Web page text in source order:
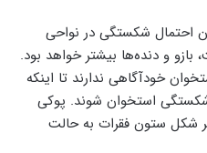
احتمال شکستگی در نواحی
و دنده‌ها بیشتر خواهد بود.
خودآگاهی ندارند تا اینکه
شکستگی استخوان شوند. پوکی
شکل ستون فقرات به حالت